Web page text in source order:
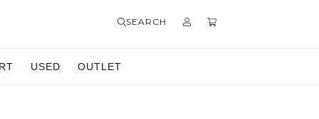
SEARCH
USED OUTLET